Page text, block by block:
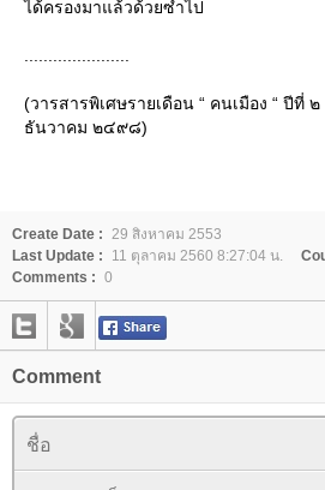
ได้ครองมาแล้วด้วยซ้ำไป
......................
(วารสารพิเศษรายเดือน “ คนเมือง “ ปีที่
ธันวาคม ๒๔๙๘)
Create Date : 29 สิงหาคม 2553
Last Update :
11 ตุลาคม 2560 8:27:04 น.
Comments : 0
Comment